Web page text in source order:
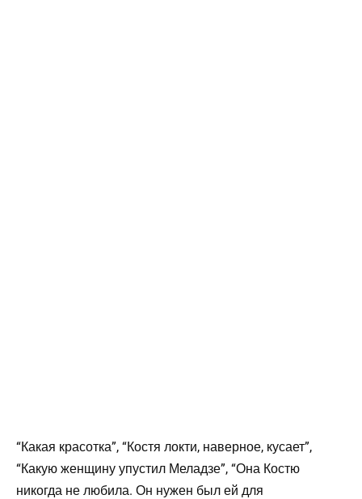
“Какая красотка”, “Костя локти, наверное, кусает”,
“Какую женщину упустил Меладзе”, “Она Костю
никогда не любила. Он нужен был ей для